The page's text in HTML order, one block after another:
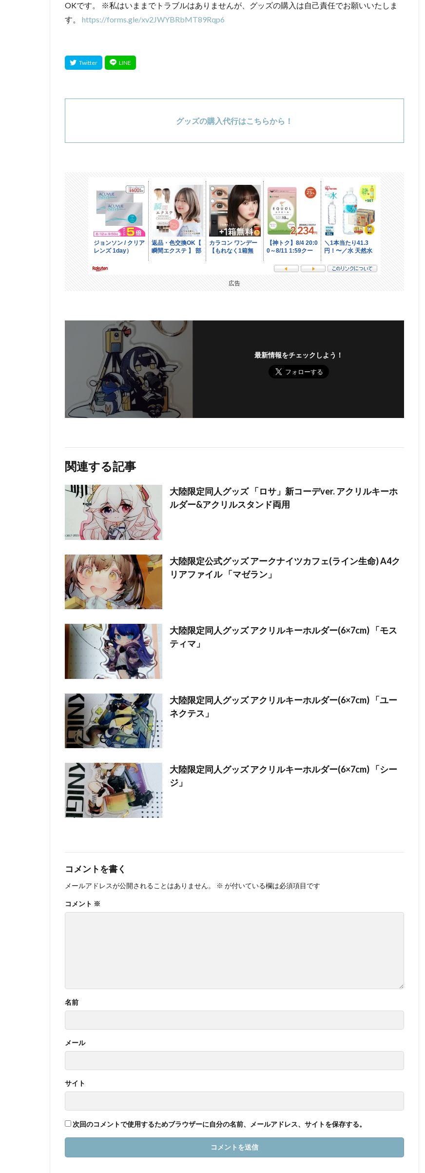
OKです。 ※私はいままでトラブルはありませんが、グッズの購入は自己責任でお願いいたしま
す。 https://forms.gle/xv2JWYBRbMT89Rqp6
グッズの購入代行はこちらから！
広告
最新情報をチェックしよう！
関連する記事
大陸限定同人グッズ 「ロサ」新コーデver. アクリルキーホ
ルダー&アクリルスタンド両用
大陸限定公式グッズ アークナイツカフェ(ライン生命) A4ク
リアファイル 「マゼラン」
大陸限定同人グッズ アクリルキーホルダー(6×7cm) 「モス
ティマ」
大陸限定同人グッズ アクリルキーホルダー(6×7cm) 「ユー
ネクテス」
大陸限定同人グッズ アクリルキーホルダー(6×7cm) 「シー
ジ」
コメントを書く
メールアドレスが公開されることはありません。 ※ が付いている欄は必須項目です
コメント ※
名前
メール
サイト
次回のコメントで使用するためブラウザーに自分の名前、メールアドレス、サイトを保存する。